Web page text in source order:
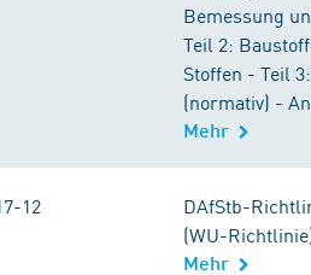
Bemessung
Teil 2:
Stoffen - Teil
(normativ) -
Mehr
12
DAfStb-
(WU-
Mehr